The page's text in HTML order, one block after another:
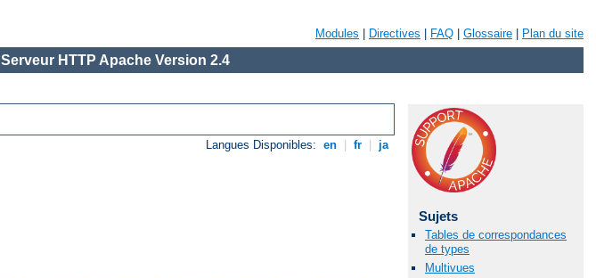
Modules Directives FAQ Glossaire Plan du site
Serveur HTTP Apache Version 2.4
Langues Disponibles: en fr ja
Sujets
Tables de correspondances
de types
Multivues